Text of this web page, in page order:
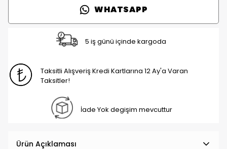
WHATSAPP
5 iş günü içinde kargoda
Taksitli Alışveriş Kredi Kartlarına 12 Ay'a Varan
Taksitler!
İade Yok degişim mevcuttur
Ürün Açıklaması